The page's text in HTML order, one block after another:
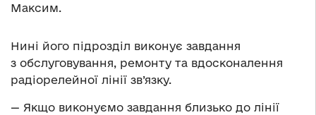
Максим.
Нині його підрозділ виконує завдання
з обслуговування, ремонту та вдосконалення
радіорелейної лінії зв’язку.
— Якщо виконуємо завдання близько до лінії